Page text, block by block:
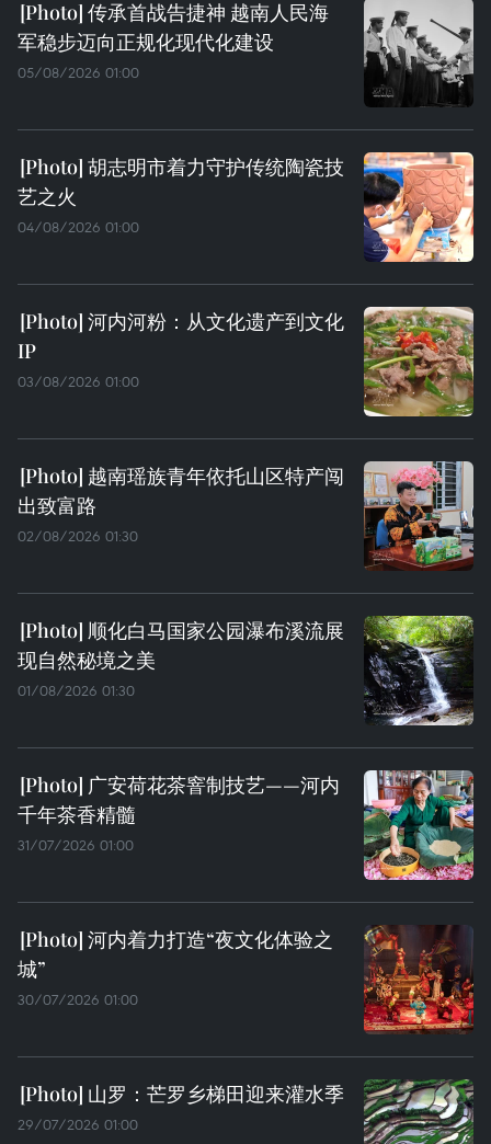
传承首战告捷神 越南人民海
军稳步迈向正规化现代化建设
05/08/2026 01:00
胡志明市着力守护传统陶瓷技
艺之火
04/08/2026 01:00
河内河粉：从文化遗产到文化
IP
03/08/2026 01:00
越南瑶族青年依托山区特产闯
出致富路
02/08/2026 01:30
顺化白马国家公园瀑布溪流展
现自然秘境之美
01/08/2026 01:30
广安荷花茶窨制技艺——河内
千年茶香精髓
31/07/2026 01:00
河内着力打造“夜文化体验之
城”
30/07/2026 01:00
山罗：芒罗乡梯田迎来灌水季
29/07/2026 01:00